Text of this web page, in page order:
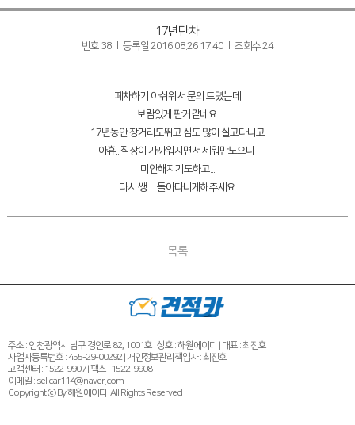
17년탄차
번호 38 l 등록일 2016.08.26 17:40 l 조회수 24
폐차하기 아쉬워서 문의 드렸는데
보람있게 판거같네요
17년동안 장거리도뛰고 짐도 많이 실고다니고
아휴...직장이 가까워지면서 세워만노으니
미안해지기도하고...
다시 쌩썡 돌아다니게해주세요
목록
주소 : 인천광역시 남구 경인로 82, 1001호 | 상호 : 해원에이디 | 대표 : 최진호
사업자등록번호 : 455-29-00292 | 개인정보관리책임자 : 최진호
고객센터 : 1522-9907 | 팩스 : 1522-9908
이메일 : sellcar114@naver.com
Copyright ⓒ By 해원에이디. All Rights Reserved.